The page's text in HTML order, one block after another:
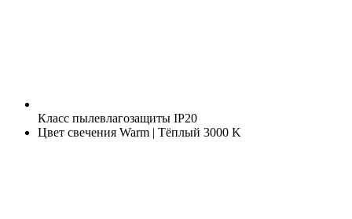
Класс пылевлагозащиты IP20
Цвет свечения Warm | Тёплый 3000 K